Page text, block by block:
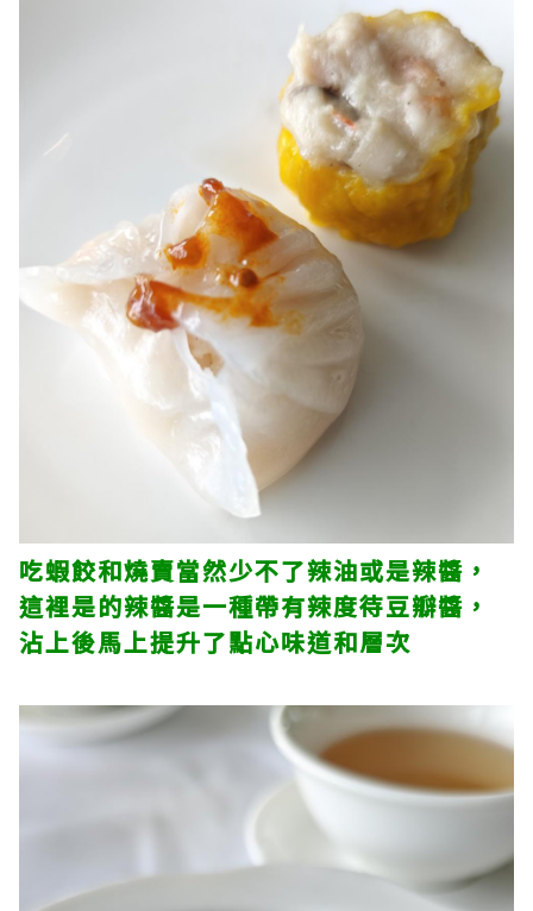
吃蝦餃和燒賣當然少不了辣油或是辣醬，
這裡是的辣醬是一種帶有辣度待豆瓣醬，
沾上後馬上提升了點心味道和層次